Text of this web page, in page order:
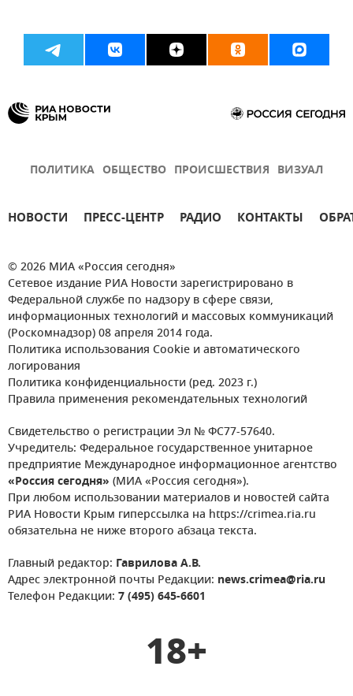
ПОЛИТИКА ОБЩЕСТВО ПРОИСШЕСТВИЯ ВИЗУАЛ
НОВОСТИ ПРЕСС-ЦЕНТР РАДИО КОНТАКТЫ
© 2026 МИА «Россия сегодня»
Сетевое издание РИА Новости зарегистрировано в
Федеральной службе по надзору в сфере связи,
информационных технологий и массовых коммуникаций
(Роскомнадзор) 08 апреля 2014 года.
Политика использования Cookie и автоматического
логирования
Политика конфиденциальности (ред. 2023 г.)
Правила применения рекомендательных технологий
Свидетельство о регистрации Эл № ФС77-57640.
Учредитель: Федеральное государственное унитарное
предприятие Международное информационное агентство
«Россия сегодня» (МИА «Россия сегодня»).
При любом использовании материалов и новостей сайта
РИА Новости Крым гиперссылка на https://crimea.ria.ru
обязательна не ниже второго абзаца текста.
Главный редактор: Гаврилова А.В.
Адрес электронной почты Редакции: news.crimea@ria.ru
Телефон Редакции: 7 (495) 645-6601
18+